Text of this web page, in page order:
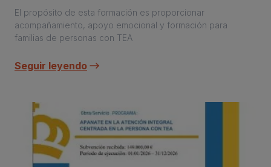
El propósito de esta formación es proporcionar
acompañamiento, apoyo emocional y formación para
familias de personas con TEA
Seguir leyendo